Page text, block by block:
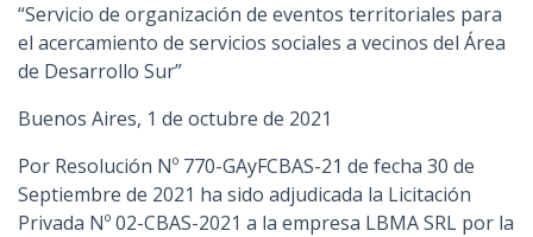
“Servicio de organización de eventos territoriales para
el acercamiento de servicios sociales a vecinos del Área
de Desarrollo Sur”
Buenos Aires, 1 de octubre de 2021
Por Resolución Nº 770-GAyFCBAS-21 de fecha 30 de
Septiembre de 2021 ha sido adjudicada la Licitación
Privada Nº 02-CBAS-2021 a la empresa LBMA SRL por la